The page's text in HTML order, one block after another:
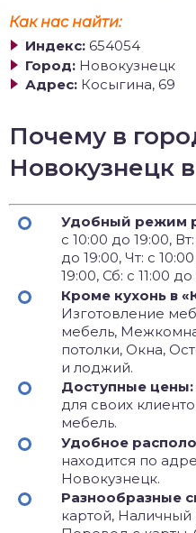
Как нас найти:
Индекс: 654054
Город: Новокузнецк
Адрес: Косыгина, 69
Почему в
Новокузнецк
Удобный режим
с 10:00 до 19:00,
до 19:00, Чт: с
19:00, Сб: с 11:00
Кроме кухонь в
Изготовление
мебель,
потолки, Окна,
и лоджий.
Доступные цены:
для своих
мебель.
Удобное
находится по
Новокузнецк.
Разнообразные
картой, Наличный